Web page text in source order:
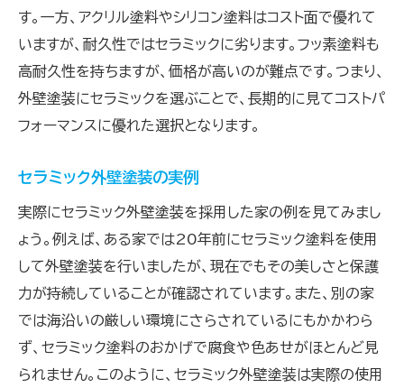
長持ちさせるためのセラミック塗装のポイン
ト
セラミック塗装で家を守るためのアドバイス
定期的なチェックとメンテナンスの重要性
家の寿命を延ばすためのセラミック外壁塗装
す。一方、アクリル塗料やシリコン塗料はコスト面で優れて
いますが、耐久性ではセラミックに劣ります。フッ素塗料も
高耐久性を持ちますが、価格が高いのが難点です。つまり、
外壁塗装にセラミックを選ぶことで、長期的に見てコストパ
フォーマンスに優れた選択となります。
セラミック外壁塗装の実例
実際にセラミック外壁塗装を採用した家の例を見てみまし
ょう。例えば、ある家では20年前にセラミック塗料を使用
して外壁塗装を行いましたが、現在でもその美しさと保護
力が持続していることが確認されています。また、別の家
では海沿いの厳しい環境にさらされているにもかかわら
ず、セラミック塗料のおかげで腐食や色あせがほとんど見
られません。このように、セラミック外壁塗装は実際の使用